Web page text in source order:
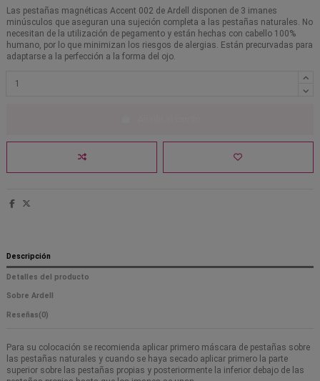
Las pestañas magnéticas Accent 002 de Ardell disponen de 3 imanes
minúsculos que aseguran una sujeción completa a las pestañas naturales. No
necesitan de la utilización de pegamento y están hechas con cabello 100%
humano, por lo que minimizan los riesgos de alergias. Están precurvadas para
adaptarse a la perfección a la forma del ojo.
Descripción
Detalles del producto
Sobre Ardell
Reseñas(0)
Para su colocación se recomienda aplicar primero máscara de pestañas sobre
las pestañas naturales y cuando se haya secado aplicar primero la parte
superior sobre las pestañas propias y posteriormente la inferior debajo de las